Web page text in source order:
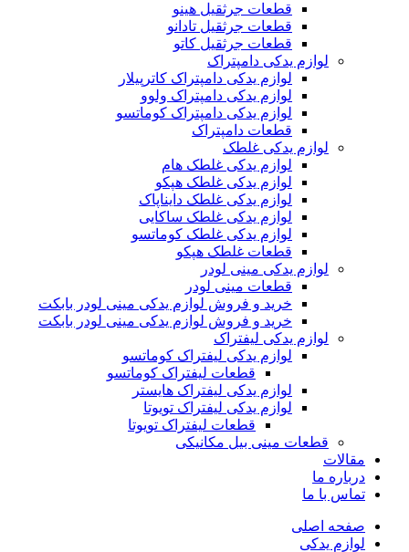
قطعات جرثقیل هینو
قطعات جرثقیل تادانو
قطعات جرثقیل کاتو
لوازم یدکی دامپتراک
لوازم یدکی دامپتراک کاترپیلار
لوازم یدکی دامپتراک ولوو
لوازم یدکی دامپتراک کوماتسو
قطعات دامپتراک
لوازم یدکی غلطک
لوازم یدکی غلطک هام
لوازم یدکی غلطک هپکو
لوازم یدکی غلطک دایناپاک
لوازم یدکی غلطک ساکایی
لوازم یدکی غلطک کوماتسو
قطعات غلطک هپکو
لوازم یدکی مینی لودر
قطعات مینی لودر
خرید و فروش لوازم یدکی مینی لودر بابکت
خرید و فروش لوازم یدکی مینی لودر بابکت
لوازم یدکی لیفتراک
لوازم یدکی لیفتراک کوماتسو
قطعات لیفتراک کوماتسو
لوازم یدکی لیفتراک هایستر
لوازم یدکی لیفتراک تویوتا
قطعات لیفتراک تویوتا
قطعات مینی بیل مکانیکی
ما
با ما
اصلی
یدکی